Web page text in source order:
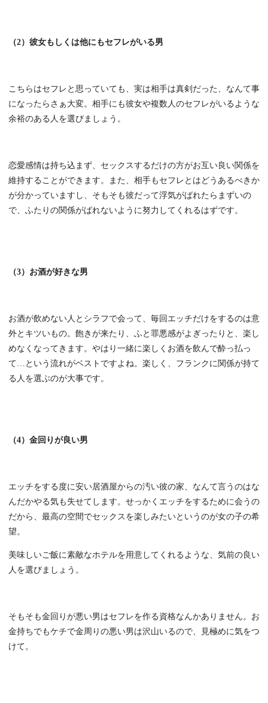
（2）彼女もしくは他にもセフレがいる男
こちらはセフレと思っていても、実は相手は真剣だった、なんて事
になったらさぁ大変。相手にも彼女や複数人のセフレがいるような
余裕のある人を選びましょう。
恋愛感情は持ち込まず、セックスするだけの方がお互い良い関係を
維持することができます。また、相手もセフレとはどうあるべきか
が分かっていますし、そもそも彼だって浮気がばれたらまずいの
で、ふたりの関係がばれないように努力してくれるはずです。
（3）お酒が好きな男
お酒が飲めない人とシラフで会って、毎回エッチだけをするのは意
外とキツいもの。飽きが来たり、ふと罪悪感がよぎったりと、楽し
めなくなってきます。やはり一緒に楽しくお酒を飲んで酔っ払っ
て…という流れがベストですよね。楽しく、フランクに関係が持て
る人を選ぶのが大事です。
（4）金回りが良い男
エッチをする度に安い居酒屋からの汚い彼の家、なんて言うのはな
んだかやる気も失せてします。せっかくエッチをするために会うの
だから、最高の空間でセックスを楽しみたいというのが女の子の希
望。
美味しいご飯に素敵なホテルを用意してくれるような、気前の良い
人を選びましょう。
そもそも金回りが悪い男はセフレを作る資格なんかありません。お
金持ちでもケチで金周りの悪い男は沢山いるので、見極めに気をつ
けて。